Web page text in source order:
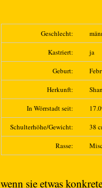
Geschlecht:
Kastriert: ja
Geburt:
Herkunft:
In Wörrstadt seit:
Schulterhöhe/Gewicht: 38
Rasse:
wenn sie etwas